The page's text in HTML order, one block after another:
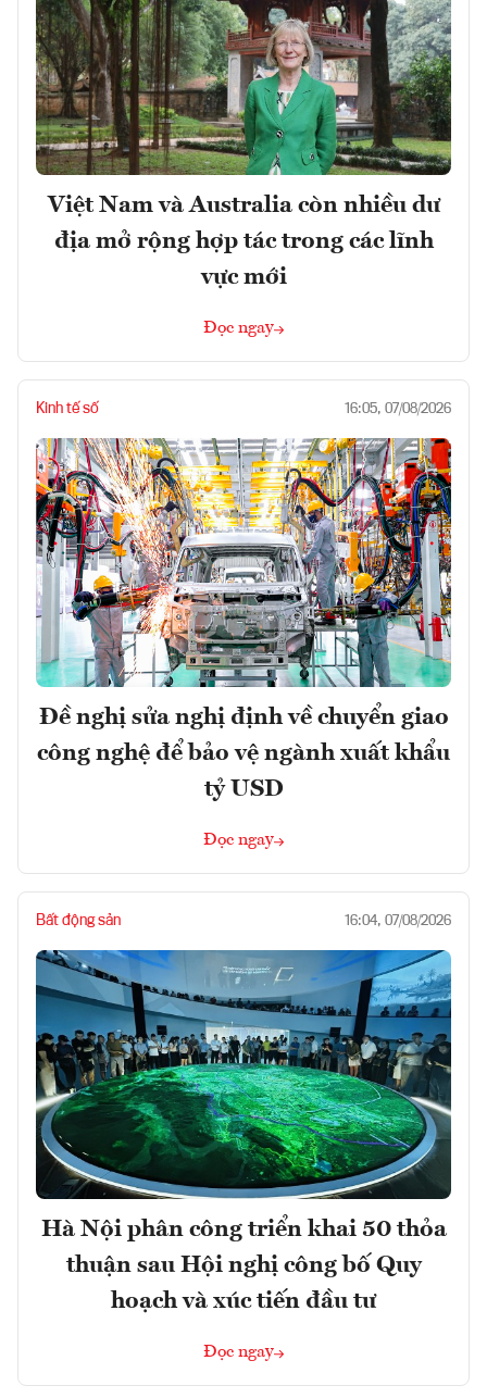
Việt Nam và Australia còn nhiều dư
địa mở rộng hợp tác trong các lĩnh
vực mới
Đọc ngay
Kinh tế số 16:05, 07/08/2026
Đề nghị sửa nghị định về chuyển giao
công nghệ để bảo vệ ngành xuất khẩu
tỷ USD
Đọc ngay
Bất động sản 16:04, 07/08/2026
Hà Nội phân công triển khai 50 thỏa
thuận sau Hội nghị công bố Quy
hoạch và xúc tiến đầu tư
Đọc ngay